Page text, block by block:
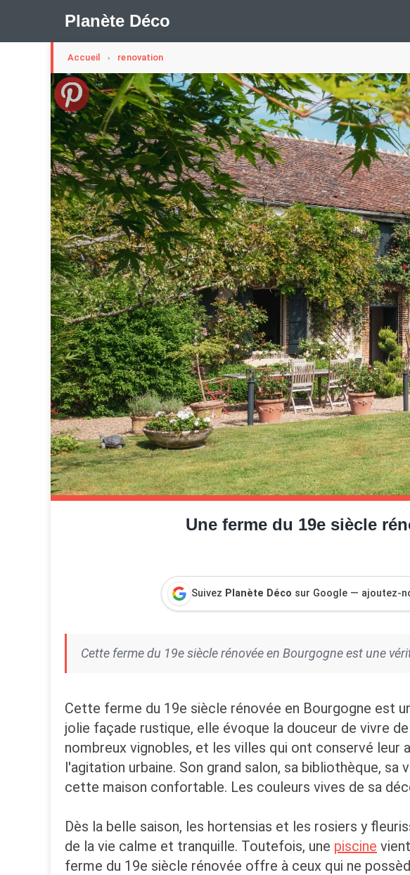
Planète Déco
🛍︎ Shop Planète Déco ℹ︎ À propos
Appartement Design Cabanes Decoration Noël Design Suédois En
Méli-Mélo Suédois
Publi Reportage Tendance Interieurs Scandinaves
Maison Appartement Écologique
Maison Container/container House
Question De Style
Renovation Revue De Week End Tiny House
Accueil › renovation
Une ferme du 19e siècle
Suivez Planète Déco sur Google — ajoutez-
Cette ferme du 19e siècle rénovée en Bourgogne est une
Cette ferme du 19e siècle rénovée en Bourgogne est
jolie façade rustique, elle évoque la douceur de vivre
nombreux vignobles, et les villes qui ont conservé leur
l'agitation urbaine. Son grand salon, sa bibliothèque, sa
cette maison confortable. Les couleurs vives de sa
Dès la belle saison, les hortensias et les rosiers y
de la vie calme et tranquille. Toutefois, une piscine
ferme du 19e siècle rénovée offre à ceux qui ne